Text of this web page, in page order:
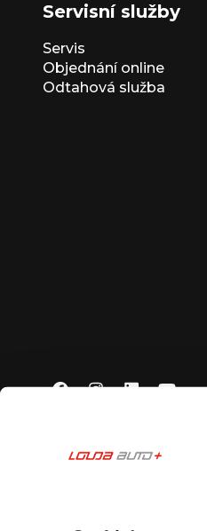
Servisní služby
Servis
Objednání online
Odtahová služba
© 2026 Louda Auto a.s.
This site is protected by